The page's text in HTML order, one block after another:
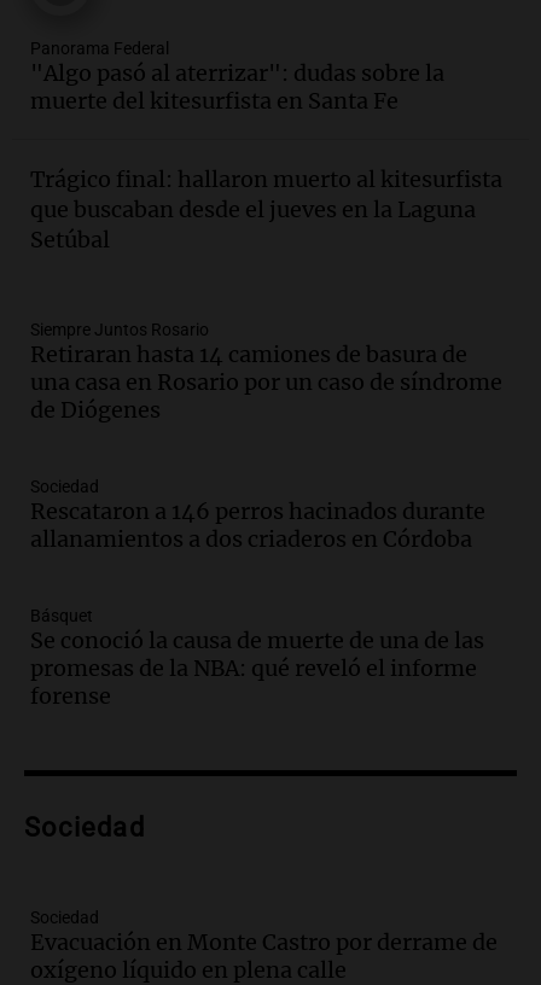
edificios y proyecta una casa del
estudiante con 48 municipios
involucrados
Episodios
Audio.1° gol de Rosario Central a
Aldosivi (Zalazar en contra) - relato
Gato Greco
Audio.Recomendaciones de vino
bonarda para disfrutar el fin de semana
en Mendoza
Panorama Federal
Audio.
en la Sociedad Rural de Bulaya con
actividades para toda la familia
Audio.
edificios y una casa del estudiante para
jóvenes de la región
Panorama Federal
Audio.Preparativos finales para la gran
Bulaya este sábado
Audio.
Congreso y evacuación por derrame de
oxígeno en Montecastro
Panorama Federal
"Algo pasó al aterrizar": dudas sobre la
muerte del kitesurfista en Santa Fe
Trágico final: hallaron muerto al kitesurfista
que buscaban desde el jueves en la Laguna
Setúbal
Siempre Juntos Rosario
Retiraran hasta 14 camiones de basura de
una casa en Rosario por un caso de síndrome
de Diógenes
Sociedad
Rescataron a 146 perros hacinados durante
allanamientos a dos criaderos en Córdoba
Básquet
Se conoció la causa de muerte de una de las
promesas de la NBA: qué reveló el informe
forense
Sociedad
Sociedad
Evacuación en Monte Castro por derrame de
oxígeno líquido en plena calle